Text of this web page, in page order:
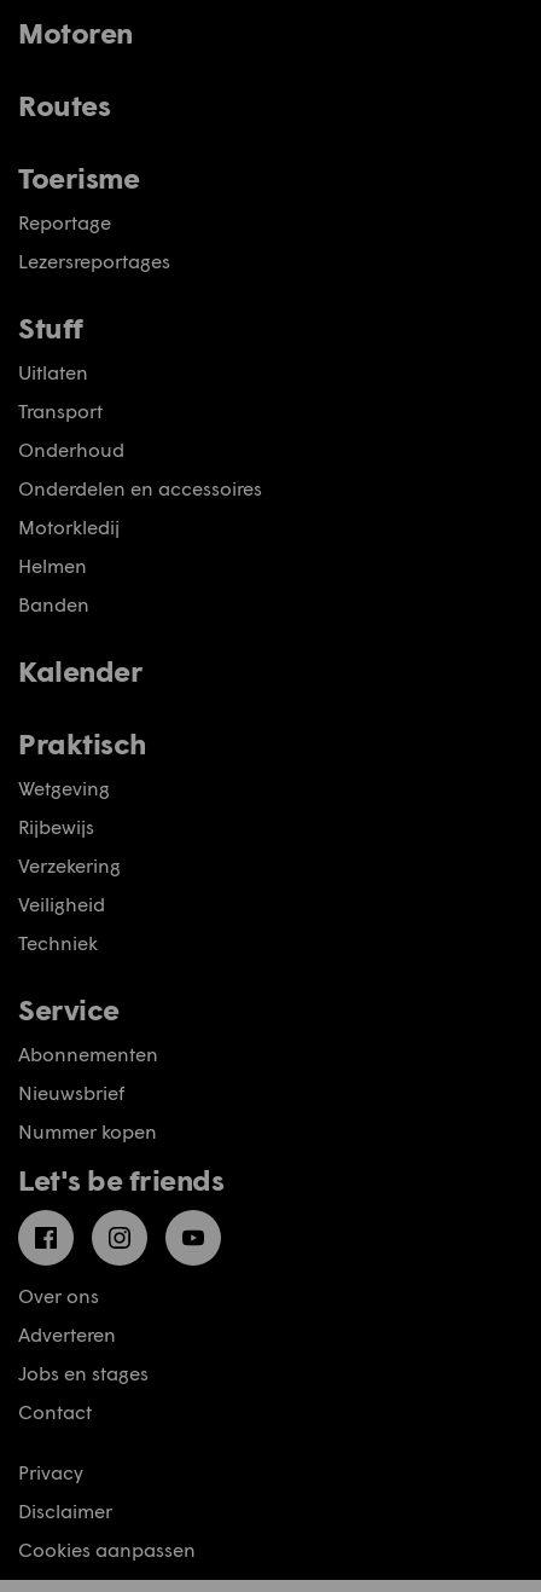
Motoren
Routes
Toerisme
Reportage
Lezersreportages
Stuff
Uitlaten
Transport
Onderhoud
Onderdelen en accessoires
Motorkledij
Helmen
Banden
Kalender
Praktisch
Wetgeving
Rijbewijs
Verzekering
Veiligheid
Techniek
Service
Abonnementen
Nieuwsbrief
Nummer kopen
Let's be friends
FacebookInstagramYouTube
Over ons
Adverteren
Jobs en stages
Contact
Privacy
Disclaimer
Cookies aanpassen